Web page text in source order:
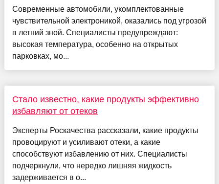
Современные автомобили, укомплектованные
чувствительной электроникой, оказались под угрозой
в летний зной. Специалисты предупреждают:
высокая температура, особенно на открытых
парковках, мо...
Стало известно, какие продукты эффективно
избавляют от отеков
Эксперты Роскачества рассказали, какие продукты
провоцируют и усиливают отеки, а какие
способствуют избавлению от них. Специалисты
подчеркнули, что нередко лишняя жидкость
задерживается в о...